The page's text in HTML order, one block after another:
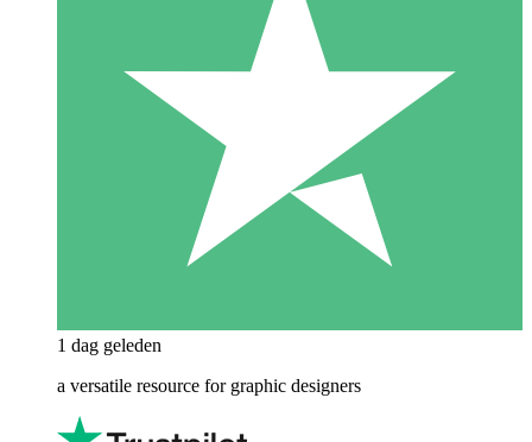
1 dag geleden
a versatile resource for graphic designers